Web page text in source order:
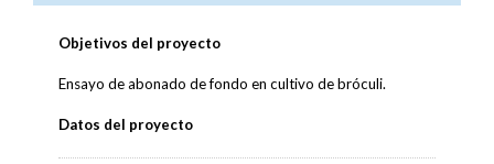
Objetivos del proyecto
Ensayo de abonado de fondo en cultivo de bróculi.
Datos del proyecto